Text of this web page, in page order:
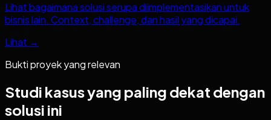
Lihat bagaimana solusi serupa diimplementasikan untuk
bisnis lain. Context, challenge, dan hasil yang dicapai.
Lihat →
Bukti proyek yang relevan
Studi kasus yang paling dekat dengan
solusi ini